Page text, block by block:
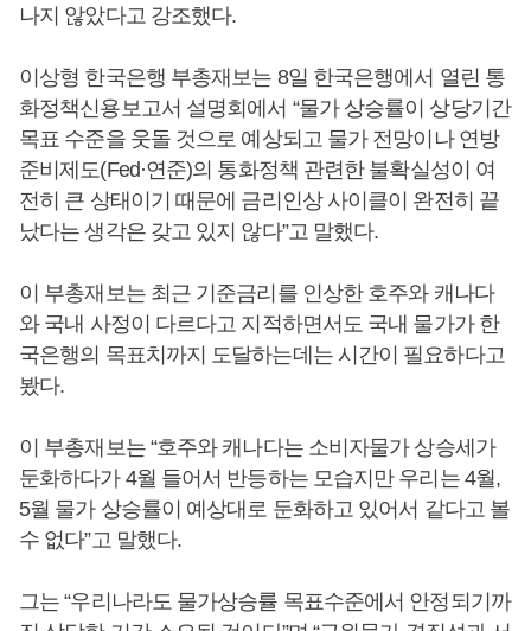
나지 않았다고 강조했다.
이상형 한국은행 부총재보는 8일 한국은행에서 열린 통
화정책신용보고서 설명회에서 “물가 상승률이 상당기간
목표 수준을 웃돌 것으로 예상되고 물가 전망이나 연방
준비제도(Fed·연준)의 통화정책 관련한 불확실성이 여
전히 큰 상태이기 때문에 금리인상 사이클이 완전히 끝
났다는 생각은 갖고 있지 않다”고 말했다.
이 부총재보는 최근 기준금리를 인상한 호주와 캐나다
와 국내 사정이 다르다고 지적하면서도 국내 물가가 한
국은행의 목표치까지 도달하는데는 시간이 필요하다고
봤다.
이 부총재보는 “호주와 캐나다는 소비자물가 상승세가
둔화하다가 4월 들어서 반등하는 모습지만 우리는 4월,
5월 물가 상승률이 예상대로 둔화하고 있어서 같다고 볼
수 없다”고 말했다.
그는 “우리나라도 물가상승률 목표수준에서 안정되기까